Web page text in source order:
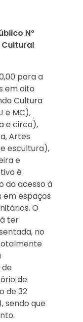
Nº
para a
em oito
Cultura
e MC),
e circo),
Artes
escultura),
e
é
do acesso à
espaços
O
ter
no
de
de 32
sendo que